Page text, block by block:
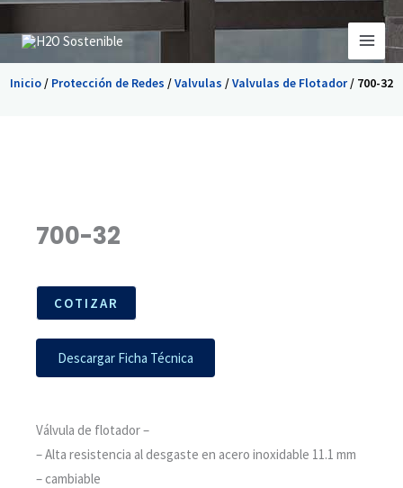
al
contenido
Inicio/ Protección de Redes /Valvulas /Valvulas de Flotador/ 700-32
700-32
COTIZAR
Descargar Ficha Técnica
Válvula de flotador –
– Alta resistencia al desgaste en acero inoxidable 11.1 mm
– cambiable